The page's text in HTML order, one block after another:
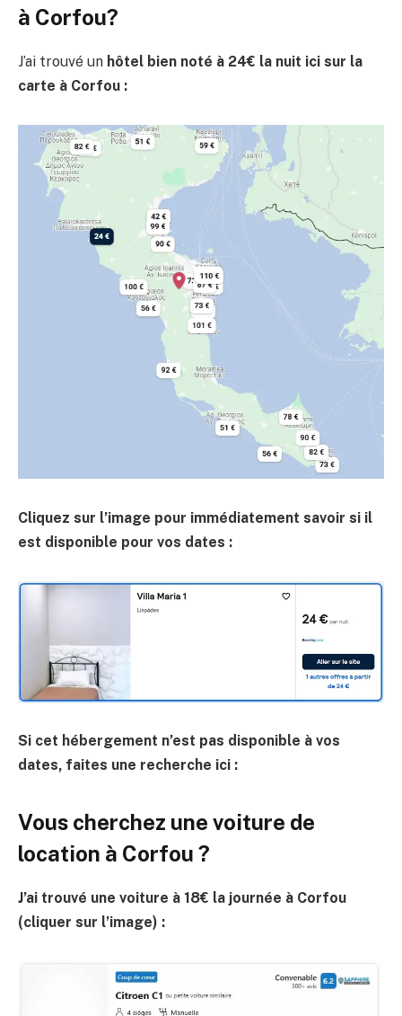
à Corfou?
J’ai trouvé un hôtel bien noté à 24€ la nuit ici sur la
carte à Corfou :
Cliquez sur l’image pour immédiatement savoir si il
est disponible pour vos dates :
Si cet hébergement n’est pas disponible à vos
dates, faites une recherche ici :
Vous cherchez une voiture de
location à Corfou ?
J’ai trouvé une voiture à 18€ la journée à Corfou
(cliquer sur l’image) :